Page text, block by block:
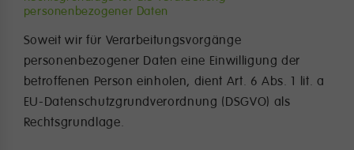
personenbezogener Daten
Soweit wir für Verarbeitungsvorgänge
personenbezogener Daten eine Einwilligung der
betroffenen Person einholen, dient Art. 6 Abs. 1 lit. a
EU-Datenschutzgrundverordnung (DSGVO) als
Rechtsgrundlage.